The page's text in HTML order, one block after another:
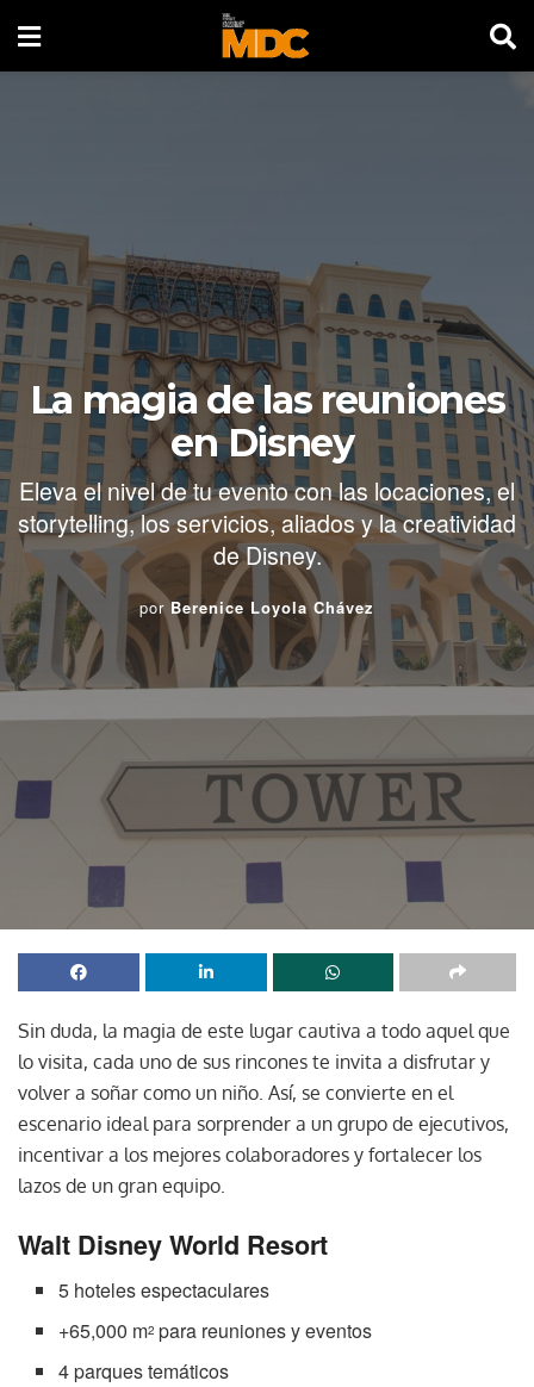
La magia de las reuniones
en Disney
Eleva el nivel de tu evento con las locaciones, el
storytelling, los servicios, aliados y la creatividad
de Disney.
por Berenice Loyola Chávez
Sin duda, la magia de este lugar cautiva a todo aquel que
lo visita, cada uno de sus rincones te invita a disfrutar y
volver a soñar como un niño. Así, se convierte en el
escenario ideal para sorprender a un grupo de ejecutivos,
incentivar a los mejores colaboradores y fortalecer los
lazos de un gran equipo.
Walt Disney World Resort
5 hoteles espectaculares
+65,000 m2para reuniones y eventos
4 parques temáticos